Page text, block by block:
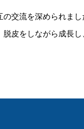
交流を深められまし
皮をしながら成長